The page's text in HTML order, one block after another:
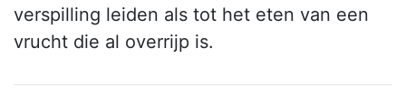
verspilling leiden als tot het eten van een
vrucht die al overrijp is.